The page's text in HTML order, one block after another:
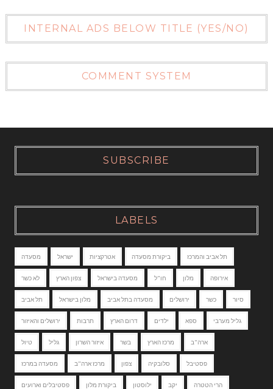
INTERNAL ADS BELOW TITLE (YES/NO)
COMMENT SYSTEM
SUBSCRIBE
LABELS
מסעדה ישראל אטרקציות ביקורת מסעדה תל אביב והמרכז
לא כשר צפון הארץ מסעדה בישראל חו"ל מלון אירופה
תל אביב מלון בישראל מסעדה בתל אביב ירושלים כשר סיור
ירושלים והאיזור תרבות דרום הארץ ילדים ספא גליל מערבי
טיול גליל איזור השרון בשר מרכז הארץ ארה"ב
מסעדה במרכז מרכז ארה"ב צפון סלובקיה פסטיבל
פסטיבלים וארועים ביקורת מלון ילוסטון יקב הרי הטטרה